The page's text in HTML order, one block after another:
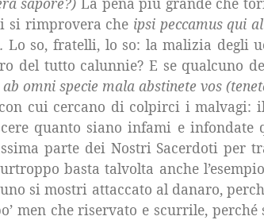
si rimprovera che ipsi peccamus qui
Lo so, fratelli, lo so: la malizia degli
del tutto calunnie? E se qualcuno
ab omni specie mala abstinete vos
cui cercano di colpirci i malvagi:
quanto siano infami e infondate
parte dei Nostri Sacerdoti per
basta talvolta anche
si mostri attaccato al danaro,
men che riservato e scurrile,